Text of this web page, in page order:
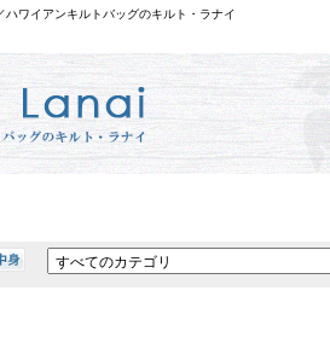
ワイアンキルトバッグのキルト・ラナイ